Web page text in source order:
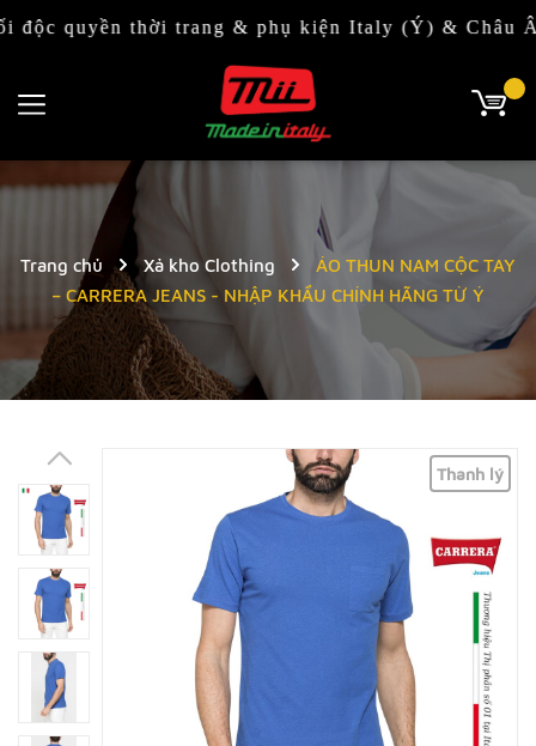
thời trang & phụ kiện Italy (Ý) & Châu Âu
Trang chủ Xả kho Clothing
ÁO THUN NAM CỘC TAY
– CARRERA JEANS - NHẬP KHẨU CHÍNH HÃNG TỪ Ý
Thanh lý